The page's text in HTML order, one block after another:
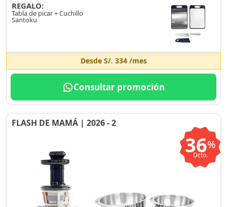
REGALO:
Tabla de picar + Cuchillo
Santoku
Desde S/. 334/mes
Consultar promoción
FLASH DE MAMÁ | 2026 - 2
36%
Dcto.